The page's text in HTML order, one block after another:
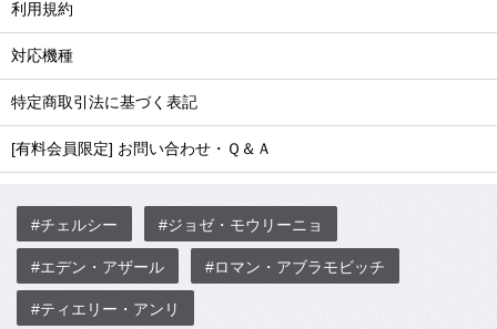
利用規約
対応機種
特定商取引法に基づく表記
[有料会員限定] お問い合わせ・Ｑ＆Ａ
#チェルシー #ジョゼ・モウリーニョ
#エデン・アザール #ロマン・アブラモビッチ
#ティエリー・アンリ